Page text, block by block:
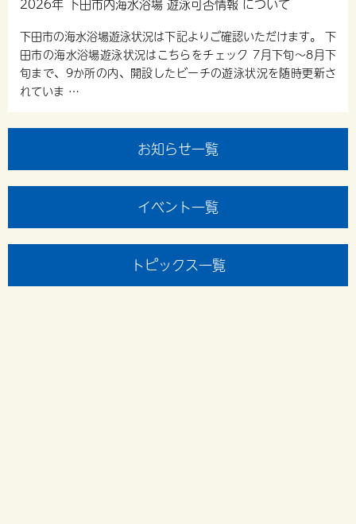
下田市の海水浴場遊泳状況は下記よりご確認いただけます。 下
田市の海水浴場遊泳状況はこちらをチェック 7月下旬〜8月下
旬まで、9か所の内、開設したビーチの遊泳状況を随時更新さ
れていま …
お知らせ一覧
イベント一覧
トピックス一覧